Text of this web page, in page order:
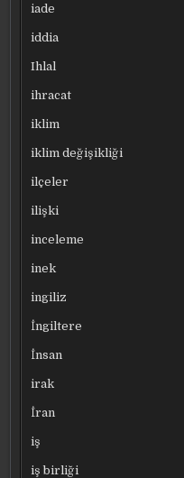
iade
iddia
Ihlal
ihracat
iklim
iklim değişikliği
ilçeler
ilişki
inceleme
inek
ingiliz
İngiltere
İnsan
irak
İran
iş
iş birliği